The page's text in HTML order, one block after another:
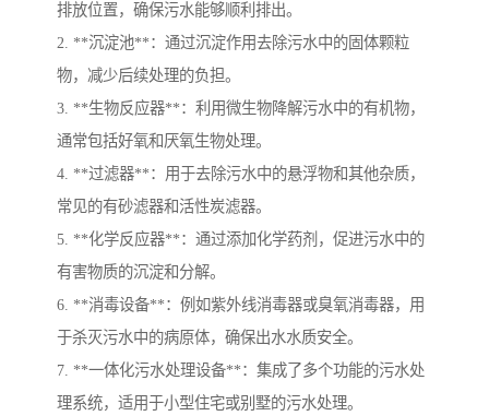
排放位置，确保污水能够顺利排出。
2. **沉淀池**：通过沉淀作用去除污水中的固体颗粒
物，减少后续处理的负担。
3. **生物反应器**：利用微生物降解污水中的有机物，
通常包括好氧和厌氧生物处理。
4. **过滤器**：用于去除污水中的悬浮物和其他杂质，
常见的有砂滤器和活性炭滤器。
5. **化学反应器**：通过添加化学药剂，促进污水中的
有害物质的沉淀和分解。
6. **消毒设备**：例如紫外线消毒器或臭氧消毒器，用
于杀灭污水中的病原体，确保出水水质安全。
7. **一体化污水处理设备**：集成了多个功能的污水处
理系统，适用于小型住宅或别墅的污水处理。